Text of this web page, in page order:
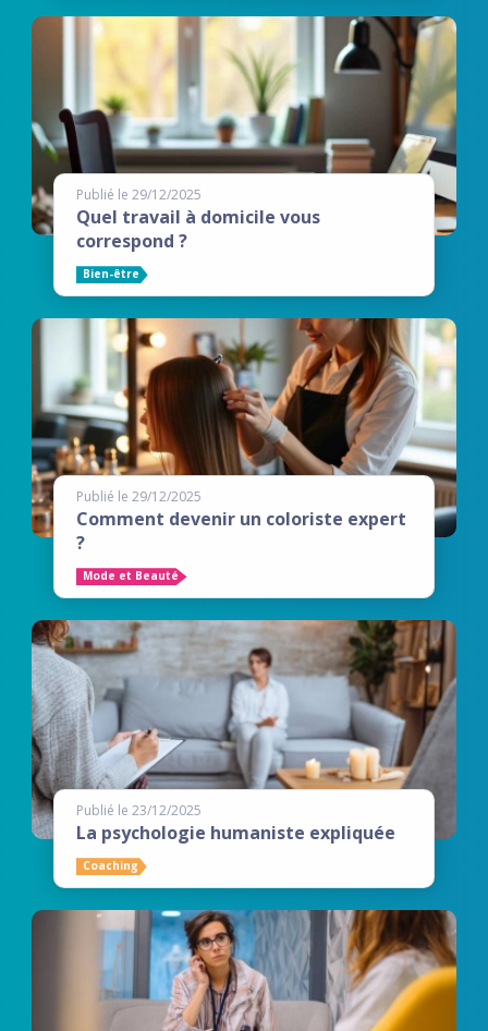
Publié le 29/12/2025
Quel travail à domicile vous
correspond ?
Bien-être
Publié le 29/12/2025
Comment devenir un coloriste expert
?
Mode et Beauté
Publié le 23/12/2025
La psychologie humaniste expliquée
Coaching